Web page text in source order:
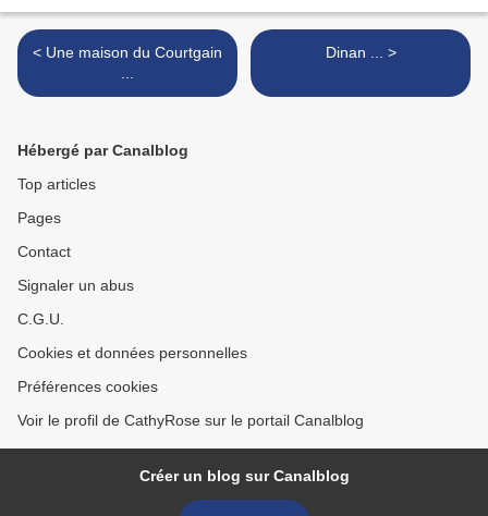
< Une maison du Courtgain
Dinan ... >
Hébergé par Canalblog
Top articles
Pages
Contact
Signaler un abus
C.G.U.
Cookies et données personnelles
Préférences cookies
Voir le profil de CathyRose sur le portail Canalblog
Créer un blog sur Canalblog